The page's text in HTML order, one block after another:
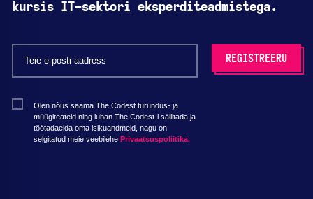
kursis IT-sektori eksperditeadmistega.
Olen nõus saama The Codest turundus- ja
müügiteateid ning luban The Codest-l säilitada ja
töötadaelda oma isikuandmeid, nagu on
selgitatud meie veebilehe Privaatsuspoliitika.